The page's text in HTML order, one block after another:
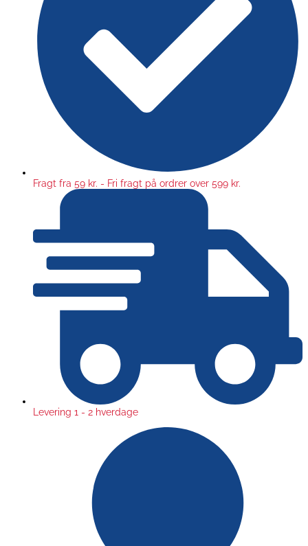
Fragt fra 59 kr. - Fri fragt på ordrer over 599 kr.
Levering 1 - 2 hverdage